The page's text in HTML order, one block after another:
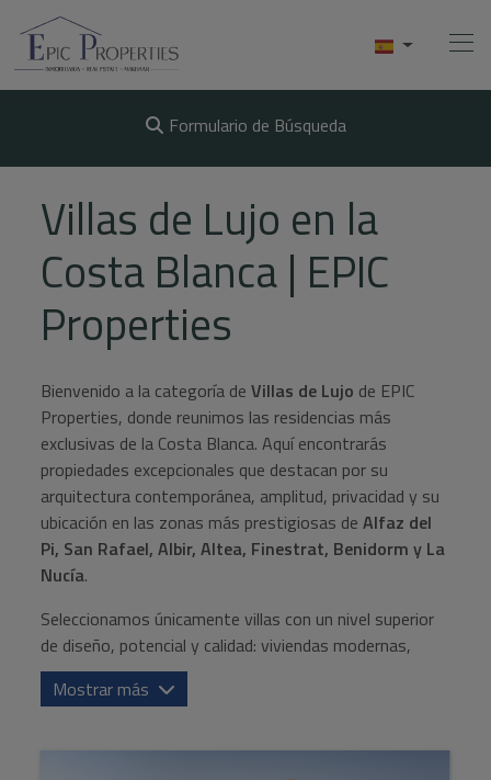
Compra
Venta
Alquiler
Conócenos
Videos
Información
Contacto
Formulario de Búsqueda
Villas de Lujo en la
Costa Blanca | EPIC
Properties
Bienvenido a la categoría deVillas de Lujo de EPIC
Properties, donde reunimos las residencias más
exclusivas de la Costa Blanca. Aquí encontrarás
propiedades excepcionales que destacan por su
arquitectura contemporánea, amplitud, privacidad y su
ubicación en las zonas más prestigiosas deAlfaz del
Pi, San Rafael, Albir, Altea, Finestrat, Benidorm y La
Nucía.
Seleccionamos únicamente villas con un nivel superior
de diseño, potencial y calidad: viviendas modernas,
proyectos en construcción para personalizar,
mansiones con grandes parcelas, propiedades con
tranquilos y de alto valor residencial.
Mostrar más